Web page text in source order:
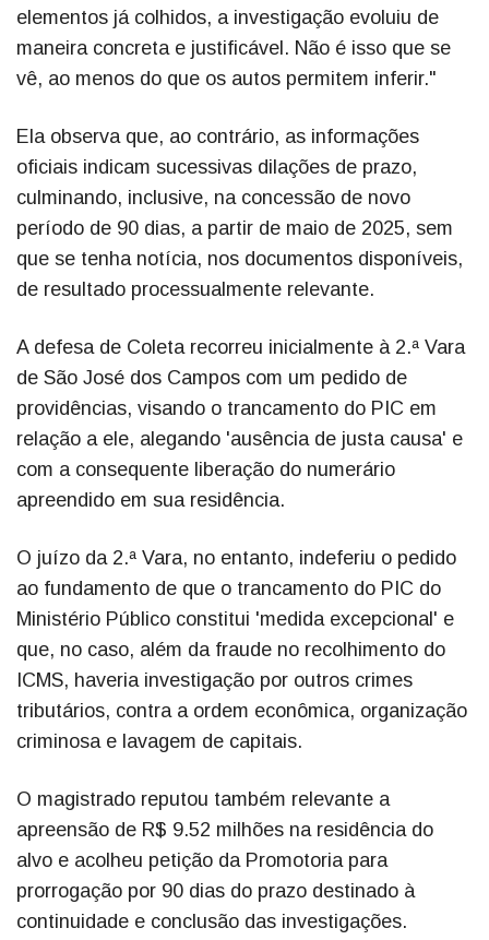
elementos já colhidos, a investigação evoluiu de
maneira concreta e justificável. Não é isso que se
vê, ao menos do que os autos permitem inferir."
Ela observa que, ao contrário, as informações
oficiais indicam sucessivas dilações de prazo,
culminando, inclusive, na concessão de novo
período de 90 dias, a partir de maio de 2025, sem
que se tenha notícia, nos documentos disponíveis,
de resultado processualmente relevante.
A defesa de Coleta recorreu inicialmente à 2.ª Vara
de São José dos Campos com um pedido de
providências, visando o trancamento do PIC em
relação a ele, alegando 'ausência de justa causa' e
com a consequente liberação do numerário
apreendido em sua residência.
O juízo da 2.ª Vara, no entanto, indeferiu o pedido
ao fundamento de que o trancamento do PIC do
Ministério Público constitui 'medida excepcional' e
que, no caso, além da fraude no recolhimento do
ICMS, haveria investigação por outros crimes
tributários, contra a ordem econômica, organização
criminosa e lavagem de capitais.
O magistrado reputou também relevante a
apreensão de R$ 9.52 milhões na residência do
alvo e acolheu petição da Promotoria para
prorrogação por 90 dias do prazo destinado à
continuidade e conclusão das investigações.